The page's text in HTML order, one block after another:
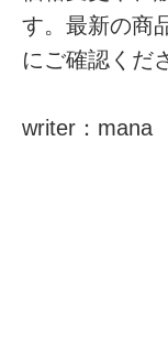
す。最新の商
にご確認くだ
writer：mana